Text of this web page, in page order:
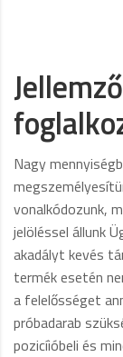
Nagy
vonalkódozunk,
jelöléssel állunk
akadályt kevés
termék esetén
a felelősséget
próbadarab
pozicíióbeli és